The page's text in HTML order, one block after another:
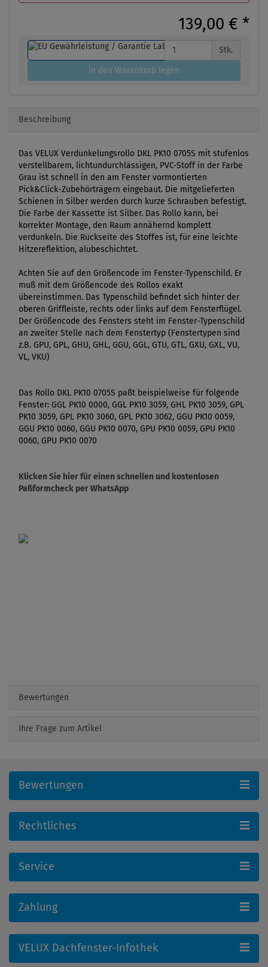
139,00 € *
Stk.
in den Warenkorb legen
Beschreibung
Das VELUX Verdunkelungsrollo DKL PK10 0705S mit stufenlos
verstellbarem, lichtundurchlässigen, PVC-Stoff in der Farbe
Grau ist schnell in den am Fenster vormontierten
Pick&Click-Zubehörträgern eingebaut. Die mitgelieferten
Schienen in Silber werden durch kurze Schrauben befestigt.
Die Farbe der Kassette ist Silber. Das Rollo kann, bei
korrekter Montage, den Raum annähernd komplett
verdunkeln. Die Rückseite des Stoffes ist, für eine leichte
Hitzereflektion, alubeschichtet.
Achten Sie auf den Größencode im Fenster-Typenschild. Er
muß mit dem Größencode des Rollos exakt
übereinstimmen. Das Typenschild befindet sich hinter der
oberen Griffleiste, rechts oder links auf dem Fensterflügel.
Der Größencode des Fensters steht im Fenster-Typenschild
an zweiter Stelle nach dem Fenstertyp (Fenstertypen sind
z.B. GPU, GPL, GHU, GHL, GGU, GGL, GTU, GTL, GXU, GXL, VU,
VL, VKU)
Das Rollo DKL PK10 0705S paßt beispielweise für folgende
Fenster: GGL PK10 0000, GGL PK10 3059, GHL PK10 3059, GPL
PK10 3059, GPL PK10 3060, GPL PK10 3062, GGU PK10 0059,
GGU PK10 0060, GGU PK10 0070, GPU PK10 0059, GPU PK10
0060, GPU PK10 0070
Klicken Sie hier für einen schnellen und kostenlosen
Paßformcheck per WhatsApp
Bewertungen
Ihre Frage zum Artikel
Bewertungen
Rechtliches
Service
Zahlung
VELUX Dachfenster-Infothek